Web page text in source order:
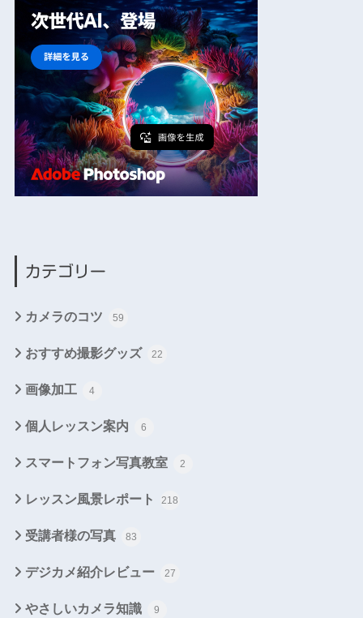
カテゴリー
カメラのコツ 59
おすすめ撮影グッズ 22
画像加工 4
個人レッスン案内 6
スマートフォン写真教室 2
レッスン風景レポート 218
受講者様の写真 83
デジカメ紹介レビュー 27
やさしいカメラ知識 9